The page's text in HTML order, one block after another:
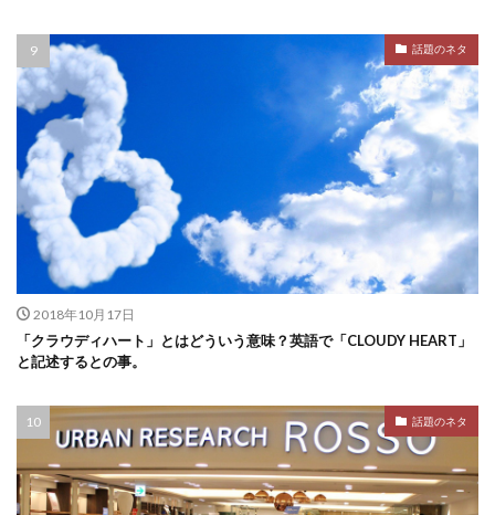
話題のネタ
2018年10月17日
「クラウディハート」とはどういう意味？英語で「CLOUDY HEART」
と記述するとの事。
話題のネタ